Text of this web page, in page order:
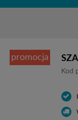
promocja
Kod